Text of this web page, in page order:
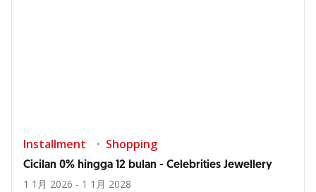
Installment Shopping
Cicilan 0% hingga 12 bulan - Celebrities Jewellery
1 1月 2026 - 1 1月 2028